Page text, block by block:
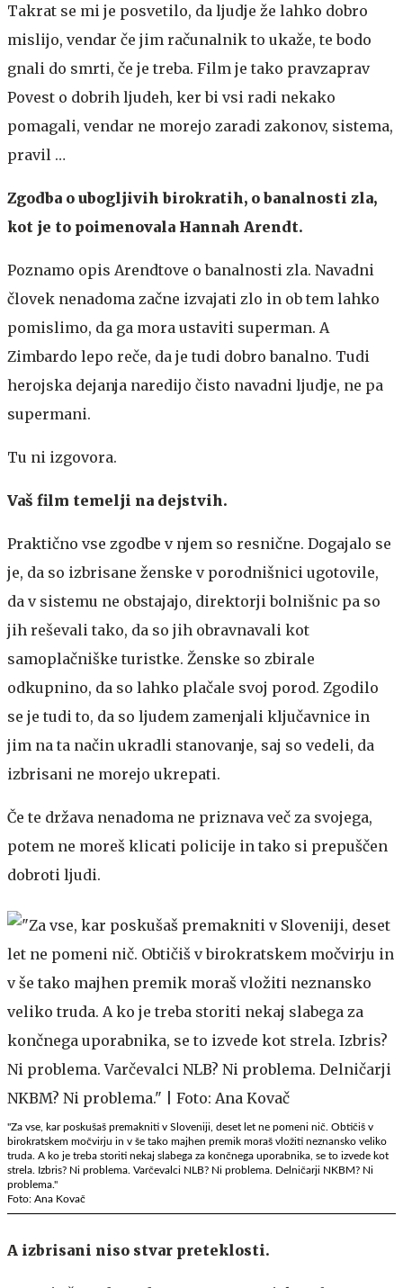
Takrat se mi je posvetilo, da ljudje že lahko dobro
mislijo, vendar če jim računalnik to ukaže, te bodo
gnali do smrti, če je treba. Film je tako pravzaprav
Povest o dobrih ljudeh, ker bi vsi radi nekako
pomagali, vendar ne morejo zaradi zakonov, sistema,
pravil …
Zgodba o ubogljivih birokratih, o banalnosti zla,
kot je to poimenovala Hannah Arendt.
Poznamo opis Arendtove o banalnosti zla. Navadni
človek nenadoma začne izvajati zlo in ob tem lahko
pomislimo, da ga mora ustaviti superman. A
Zimbardo lepo reče, da je tudi dobro banalno. Tudi
herojska dejanja naredijo čisto navadni ljudje, ne pa
supermani.
Tu ni izgovora.
Vaš film temelji na dejstvih.
Praktično vse zgodbe v njem so resnične. Dogajalo se
je, da so izbrisane ženske v porodnišnici ugotovile,
da v sistemu ne obstajajo, direktorji bolnišnic pa so
jih reševali tako, da so jih obravnavali kot
samoplačniške turistke. Ženske so zbirale
odkupnino, da so lahko plačale svoj porod. Zgodilo
se je tudi to, da so ljudem zamenjali ključavnice in
jim na ta način ukradli stanovanje, saj so vedeli, da
izbrisani ne morejo ukrepati.
Če te država nenadoma ne priznava več za svojega,
potem ne moreš klicati policije in tako si prepuščen
dobroti ljudi.
"Za vse, kar poskušaš premakniti v Sloveniji, deset let ne pomeni nič. Obtičiš v
birokratskem močvirju in v še tako majhen premik moraš vložiti neznansko veliko
truda. A ko je treba storiti nekaj slabega za končnega uporabnika, se to izvede kot
strela. Izbris? Ni problema. Varčevalci NLB? Ni problema. Delničarji NKBM? Ni
problema."
Foto: Ana Kovač
A izbrisani niso stvar preteklosti.